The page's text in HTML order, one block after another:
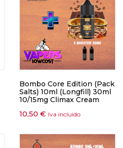
Bombo Core Edition (Pack
Salts) 10ml (Longfill) 30ml
10/15mg Climax Cream
10,50 € Iva incluido